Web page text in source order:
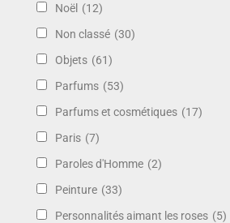
Noël (12)
Non classé (30)
Objets (61)
Parfums (53)
Parfums et cosmétiques (17)
Paris (7)
Paroles d'Homme (2)
Peinture (33)
Personnalités aimant les roses (5)